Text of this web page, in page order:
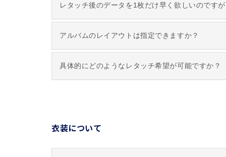
レタッチ後のデータを1枚だけ早く欲しいのです
アルバムのレイアウトは指定できますか？
具体的にどのようなレタッチ希望が可能ですか？
衣装について